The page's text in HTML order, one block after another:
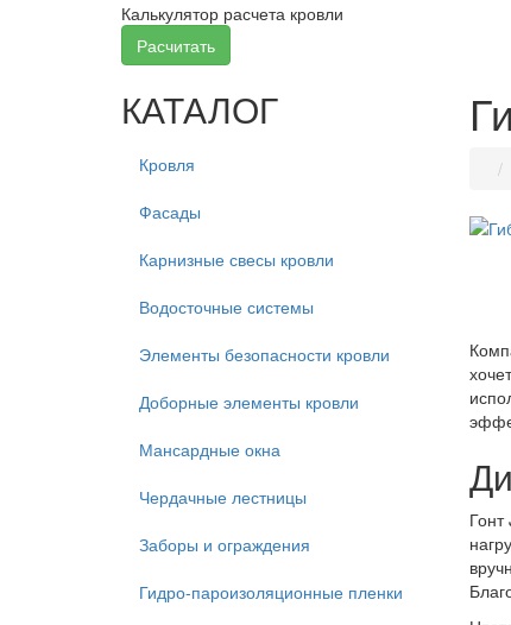
Калькулятор расчета кровли
Расчитать
КАТАЛОГ
Кровля
Фасады
Карнизные свесы кровли
Водосточные системы
Элементы безопасности кровли
Доборные элементы кровли
Мансардные окна
Чердачные лестницы
Заборы и ограждения
Гидро-пароизоляционные пленки